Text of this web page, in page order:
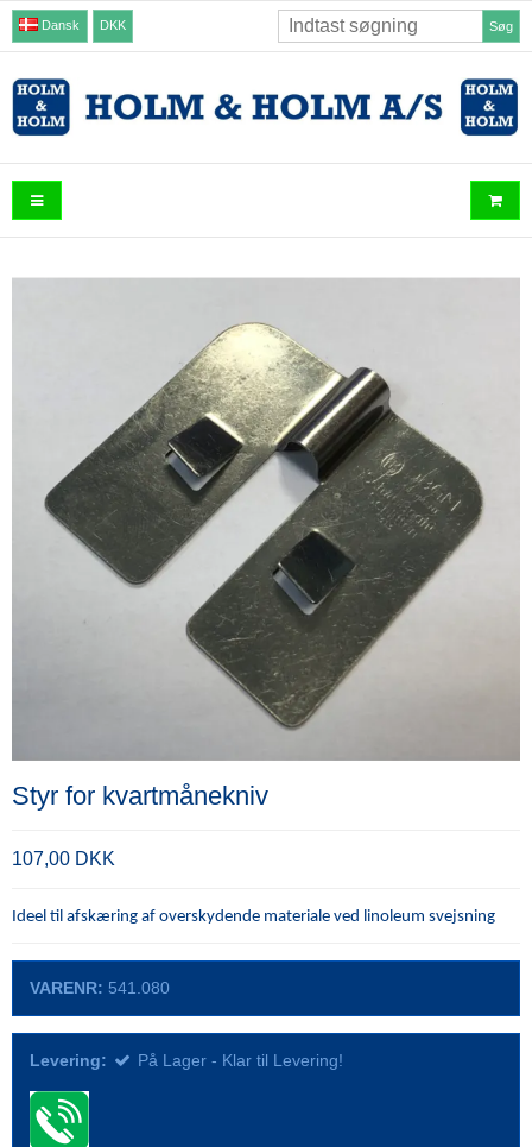
Dansk DKK Søg
Styr for kvartmånekniv
107,00 DKK
Ideel til afskæring af overskydende materiale ved linoleum svejsning
VARENR: 541.080
Levering: På Lager - Klar til Levering!